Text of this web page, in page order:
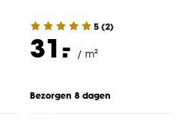
5 (2)
31.
- / m²
Bezorgen 8 dagen